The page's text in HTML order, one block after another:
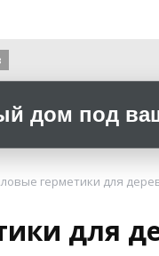
дом под
герметики для
для